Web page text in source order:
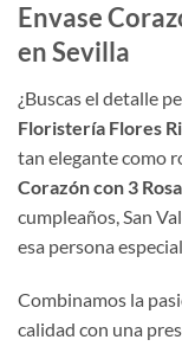
Envase
en Sevilla
¿Buscas el detalle
Floristería Flores
tan elegante como
Corazón con 3
cumpleaños, San
esa persona
Combinamos la
calidad con una